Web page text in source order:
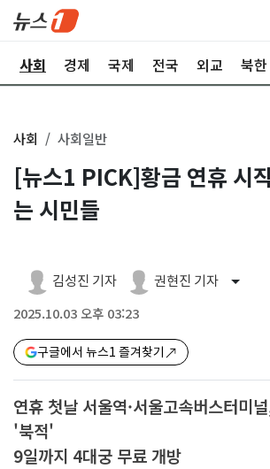
사회 경제 국제 전국 외교 북한
사회 사회일반
[뉴스1 PICK]황금 연휴 시
는 시민들
김성진 기자 권현진 기자
2025.10.03 오후 03:23
구글에서 뉴스1 즐겨찾기
연휴 첫날 서울역·서울고속버스터미
'북적'
9일까지 4대궁 무료 개방